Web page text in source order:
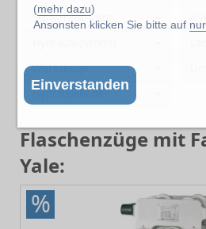
(mehr dazu)
Ansonsten klicken Sie bitte auf
Einverstanden
Schwerlast-Transportsysteme
Werkzeuge
Hydraulikheber
Flaschenzüge mit
Yale:
%